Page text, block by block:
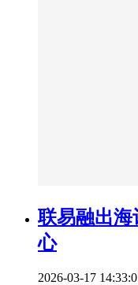
联易融出海
心
2026-03-17